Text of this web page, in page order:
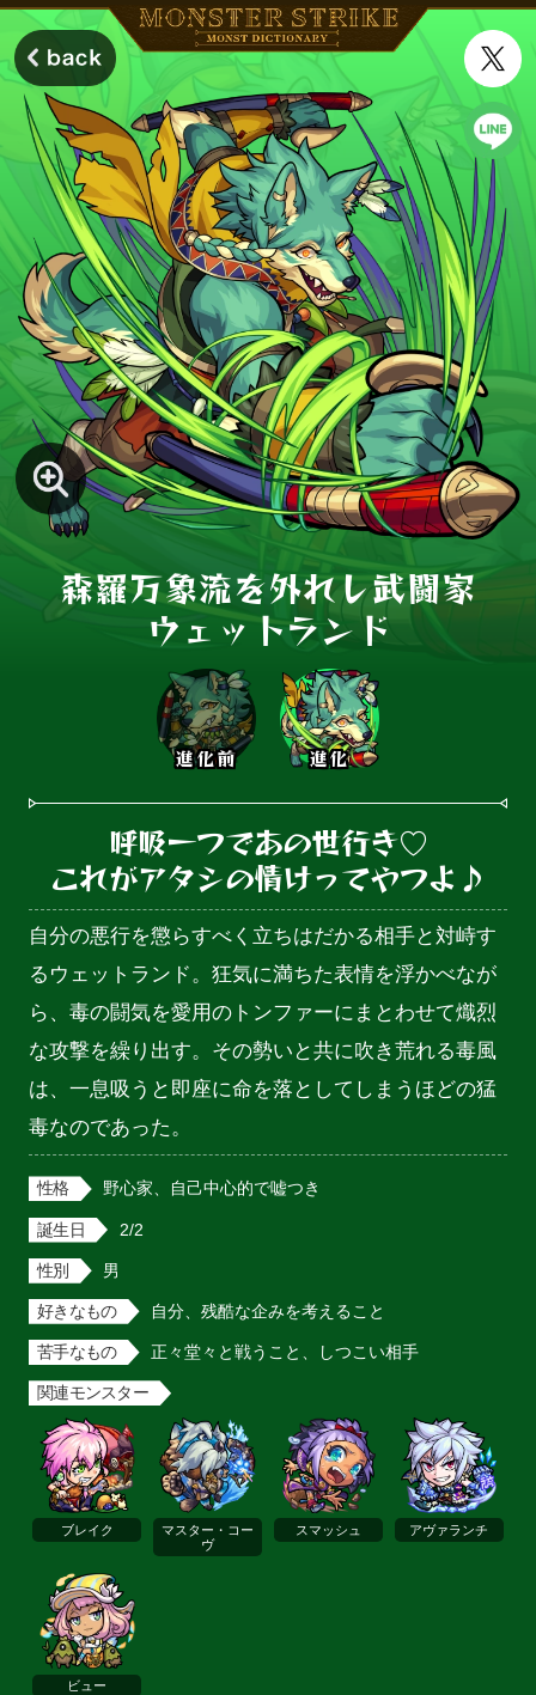
森羅万象流を外れし武闘家
ウェットランド
進化前 進化
呼吸一つであの世行き♡
これがアタシの情けってやつよ♪
自分の悪行を懲らすべく立ちはだかる相手と対峙す
るウェットランド。狂気に満ちた表情を浮かべなが
ら、毒の闘気を愛用のトンファーにまとわせて熾烈
な攻撃を繰り出す。その勢いと共に吹き荒れる毒風
は、一息吸うと即座に命を落としてしまうほどの猛
毒なのであった。
性格 野心家、自己中心的で嘘つき
誕生日 2/2
性別 男
好きなもの 自分、残酷な企みを考えること
苦手なもの 正々堂々と戦うこと、しつこい相手
関連モンスター
ブレイク
マスター・コー
ヴ
スマッシュ アヴァランチ
ビュー